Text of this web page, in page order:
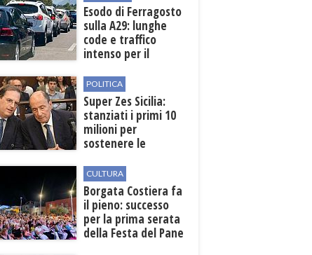
Esodo di Ferragosto
sulla A29: lunghe
code e traffico
intenso per il
POLITICA
Super Zes Sicilia:
stanziati i primi 10
milioni per
sostenere le
CULTURA
​Borgata Costiera fa
il pieno: successo
per la prima serata
della Festa del Pane